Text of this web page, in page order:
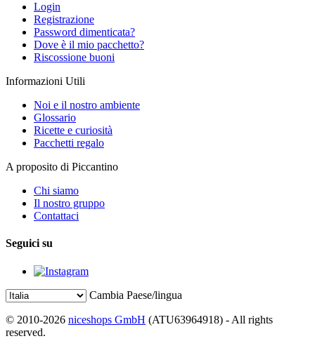
Login
Registrazione
Password dimenticata?
Dove è il mio pacchetto?
Riscossione buoni
Informazioni Utili
Noi e il nostro ambiente
Glossario
Ricette e curiosità
Pacchetti regalo
A proposito di Piccantino
Chi siamo
Il nostro gruppo
Contattaci
Seguici su
Cambia Paese/lingua
© 2010-2026 niceshops GmbH (ATU63964918) - All rights
reserved.